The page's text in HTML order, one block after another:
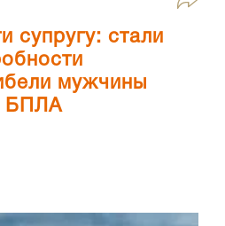
супругу: стали
мужчины
БПЛА